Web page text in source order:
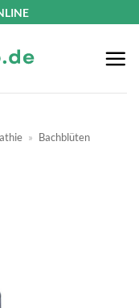
» Bachblüten